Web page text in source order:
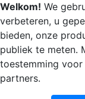
Welkom! We
verbeteren, u
bieden, onze
publiek te meten.
toestemming
partners.